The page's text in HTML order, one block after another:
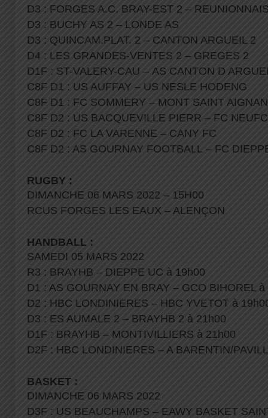
D3 : FORGES A.C. BRAY-EST 2 –
D3 : BUCHY AS 2 – LONDE AS
D3 : QUINCAM.PLAT. 2 – CANTON ARGUEIL 2
D4 : LES GRANDES-VENTES 2 – GREGES 2
D1F : ST-VALERY-CAU – AS CANTON D
C8F D1 : US AUFFAY – US NESLE HODENG
C8F D1 : FC SOMMERY – MONT SAINT
C8F D2 : US BACQUEVILLE PIERR – FC
C8F D2 : FC LA VARENNE – CANY FC
C8F D2 : AS GOURNAY FOOTBALL – FC
RUGBY :
DIMANCHE 06 MARS 2022 – 15H00
RCUS FORGES LES EAUX – ALENÇON
HANDBALL :
SAMEDI 05 MARS 2022
R3 : BRAYHB – DIEPPE UC à 19h00
D1 : AS GOURNAY EN BRAY – GCO BIHOREL à
D2 : HBC LONDINIERES – HBC YVETOT à
D3 : ES AUMALE 2 – BRAYHB 2 à 21h00
D1F : BRAYHB – MONTIVILLIERS à 21h00
D2F : HBC LONDINIERES – A BARENTIN/
BASKET :
DIMANCHE 06 MARS 2022
D3F : US BEAUCHAMPS – EAWY BASKET